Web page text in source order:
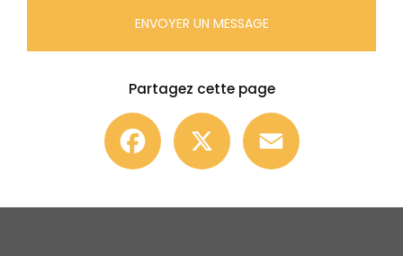
ENVOYER UN MESSAGE
Partagez cette page
Facebook